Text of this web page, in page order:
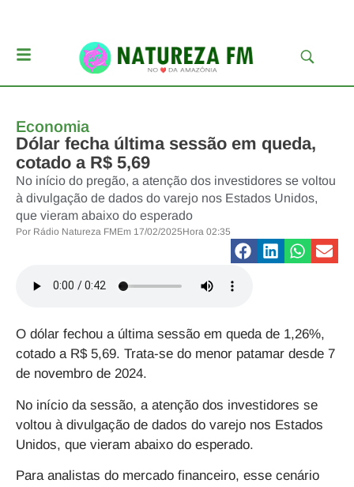
Economia
Dólar fecha última sessão em queda,
cotado a R$ 5,69
No início do pregão, a atenção dos investidores se voltou
à divulgação de dados do varejo nos Estados Unidos,
que vieram abaixo do esperado
Por Rádio Natureza FMEm 17/02/2025Hora 02:35
O dólar fechou a última sessão em queda de 1,26%,
cotado a R$ 5,69. Trata-se do menor patamar desde 7
de novembro de 2024.
No início da sessão, a atenção dos investidores se
voltou à divulgação de dados do varejo nos Estados
Unidos, que vieram abaixo do esperado.
Para analistas do mercado financeiro, esse cenário